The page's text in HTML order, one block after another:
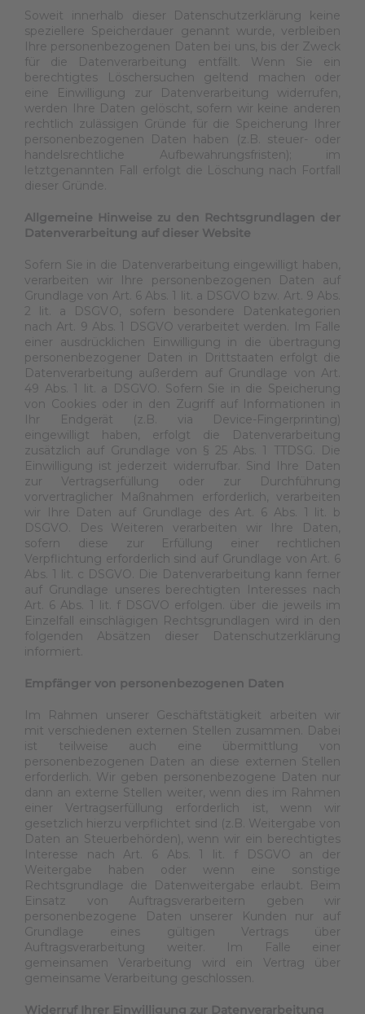
Soweit innerhalb dieser Datenschutzerklärung keine
speziellere Speicherdauer genannt wurde, verbleiben
Ihre personenbezogenen Daten bei uns, bis der Zweck
für die Datenverarbeitung entfällt. Wenn Sie ein
berechtigtes Löschersuchen geltend machen oder
eine Einwilligung zur Datenverarbeitung widerrufen,
werden Ihre Daten gelöscht, sofern wir keine anderen
rechtlich zulässigen Gründe für die Speicherung Ihrer
personenbezogenen Daten haben (z.B. steuer- oder
handelsrechtliche Aufbewahrungsfristen); im
letztgenannten Fall erfolgt die Löschung nach Fortfall
dieser Gründe.
Allgemeine Hinweise zu den Rechtsgrundlagen der
Datenverarbeitung auf dieser Website
Sofern Sie in die Datenverarbeitung eingewilligt haben,
verarbeiten wir Ihre personenbezogenen Daten auf
Grundlage von Art. 6 Abs. 1 lit. a DSGVO bzw. Art. 9 Abs.
2 lit. a DSGVO, sofern besondere Datenkategorien
nach Art. 9 Abs. 1 DSGVO verarbeitet werden. Im Falle
einer ausdrücklichen Einwilligung in die übertragung
personenbezogener Daten in Drittstaaten erfolgt die
Datenverarbeitung außerdem auf Grundlage von Art.
49 Abs. 1 lit. a DSGVO. Sofern Sie in die Speicherung
von Cookies oder in den Zugriff auf Informationen in
Ihr Endgerät (z.B. via Device-Fingerprinting)
eingewilligt haben, erfolgt die Datenverarbeitung
zusätzlich auf Grundlage von § 25 Abs. 1 TTDSG. Die
Einwilligung ist jederzeit widerrufbar. Sind Ihre Daten
zur Vertragserfüllung oder zur Durchführung
vorvertraglicher Maßnahmen erforderlich, verarbeiten
wir Ihre Daten auf Grundlage des Art. 6 Abs. 1 lit. b
DSGVO. Des Weiteren verarbeiten wir Ihre Daten,
sofern diese zur Erfüllung einer rechtlichen
Verpflichtung erforderlich sind auf Grundlage von Art. 6
Abs. 1 lit. c DSGVO. Die Datenverarbeitung kann ferner
auf Grundlage unseres berechtigten Interesses nach
Art. 6 Abs. 1 lit. f DSGVO erfolgen. über die jeweils im
Einzelfall einschlägigen Rechtsgrundlagen wird in den
folgenden Absätzen dieser Datenschutzerklärung
informiert.
Empfänger von personenbezogenen Daten
Im Rahmen unserer Geschäftstätigkeit arbeiten wir
mit verschiedenen externen Stellen zusammen. Dabei
ist teilweise auch eine übermittlung von
personenbezogenen Daten an diese externen Stellen
erforderlich. Wir geben personenbezogene Daten nur
dann an externe Stellen weiter, wenn dies im Rahmen
einer Vertragserfüllung erforderlich ist, wenn wir
gesetzlich hierzu verpflichtet sind (z.B. Weitergabe von
Daten an Steuerbehörden), wenn wir ein berechtigtes
Interesse nach Art. 6 Abs. 1 lit. f DSGVO an der
Weitergabe haben oder wenn eine sonstige
Rechtsgrundlage die Datenweitergabe erlaubt. Beim
Einsatz von Auftragsverarbeitern geben wir
personenbezogene Daten unserer Kunden nur auf
Grundlage eines gültigen Vertrags über
Auftragsverarbeitung weiter. Im Falle einer
gemeinsamen Verarbeitung wird ein Vertrag über
gemeinsame Verarbeitung geschlossen.
Widerruf Ihrer Einwilligung zur Datenverarbeitung